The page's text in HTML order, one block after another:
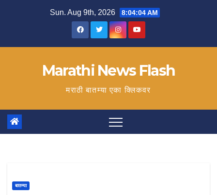
Sun. Aug 9th, 2026 8:04:05 AM
Marathi News Flash
मराठी बातम्या एका क्लिकवर
बातम्या